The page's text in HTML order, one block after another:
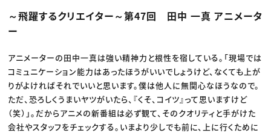
編集・ライティング
マーケティング
ディレクション
Webクリエイター
アプリクリエイター
ゲームクリエイター
クリエイターインタビュー
C＆R Magazine
セミナー
ニュース・トレンド トップ
Web
映像
ゲーム・エンタメ
広告
出版
CREATIVE VILLAGEからのお知らせ
～飛躍するクリエイター～第47回 田中 一真 アニメータ
ー
アニメーターの田中一真は強い精神力と根性を宿している。「現場では
コミュニケーション能力はあったほうがいいでしょうけど、なくても上が
りがよければそれでいいと思います。僕は他人に無関心なほうなので。
ただ、恐ろしくうまいヤツがいたら、『くそ、コイツ』って思いますけど
（笑）」。だからアニメの新番組は必ず観て、そのクオリティと手がけた
会社やスタッフをチェックする。いまより少しでも前に、上に行くために